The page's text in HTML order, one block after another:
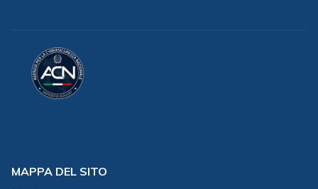
MAPPA DEL SITO